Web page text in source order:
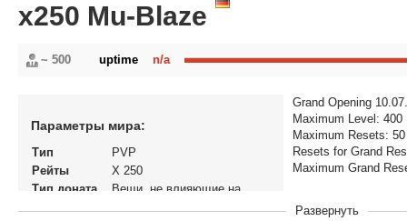
x250 Mu-Blaze
~ 500 n/a
uptime
Параметры мира:
Тип
PVP
Рейты
X 250
Тип доната
Вещи, не влияющие на
Grand Opening
Maximum Level: 400
Maximum Resets: 50
Resets for Grand
Maximum Grand
Развернуть